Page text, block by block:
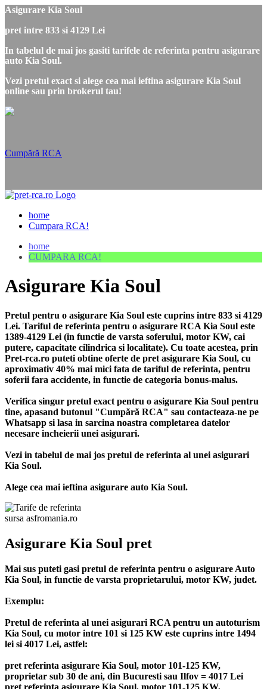
Asigurare Kia Soul
pret intre 833 si 4129 Lei
In tabelul de mai jos gasiti tarifele de referinta pentru asigurare
auto Kia Soul.
Vezi pretul exact si alege cea mai ieftina asigurare Kia Soul
online sau prin brokerul tau!
Cumpără RCA
home
Cumpara RCA!
home
CUMPARA RCA!
Asigurare Kia Soul
Pretul pentru o asigurare Kia Soul este cuprins intre 833 si 4129
Lei. Tariful de referinta pentru o asigurare RCA Kia Soul este
1389-4129 Lei (in functie de varsta soferului, motor KW, cai
putere, capacitate cilindrica si localitate). Cu toate acestea, prin
Pret-rca.ro puteti obtine oferte de pret asigurare Kia Soul, cu
aproximativ 40% mai mici fata de tariful de referinta, pentru
soferii fara accidente, in functie de categoria bonus-malus.
Verifica singur pretul exact pentru o asigurare Kia Soul pentru
tine, apasand butonul "Cumpără RCA" sau contacteaza-ne pe
Whatsapp si lasa in sarcina noastra completarea datelor
necesare incheierii unei asigurari.
Vezi in tabelul de mai jos pretul de referinta al unei asigurari
Kia Soul.
Alege cea mai ieftina asigurare auto Kia Soul.
sursa asfromania.ro
Asigurare Kia Soul pret
Mai sus puteti gasi pretul de referinta pentru o asigurare Auto
Kia Soul, in functie de varsta proprietarului, motor KW, judet.
Exemplu:
Pretul de referinta al unei asigurari RCA pentru un autoturism
Kia Soul, cu motor intre 101 si 125 KW este cuprins intre 1494
lei si 4017 Lei, astfel:
pret referinta asigurare Kia Soul, motor 101-125 KW,
proprietar sub 30 de ani, din Bucuresti sau Ilfov = 4017 Lei
pret referinta asigurare Kia Soul, motor 101-125 KW,